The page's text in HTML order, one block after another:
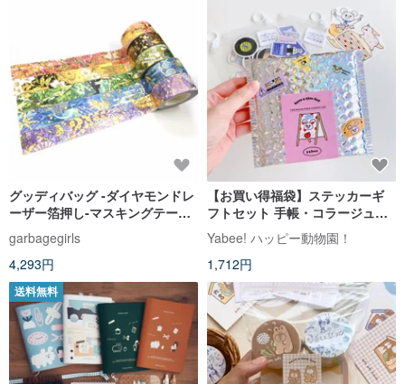
グッディバッグ -ダイヤモンドレ
ーザー箔押し-マスキングテー
プ-5巻セット
garbagegirls
4,293円
【お買い得福袋】ステッカーギ
フトセット 手帳・コラージュ用
ステッカー
Yabee! ハッピー動物園！
1,712円
送料無料